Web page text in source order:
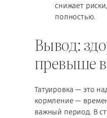
снижает
полностью.
Вывод:
превыше
Татуировка — это
кормление —
важный период. В